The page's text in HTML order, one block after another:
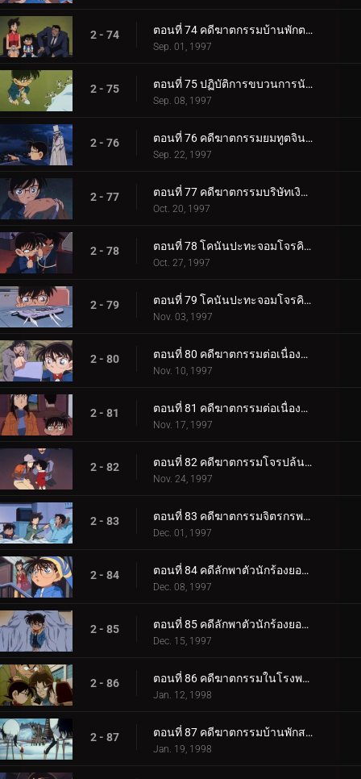
2 - 74 ตอนที่ 74 คดีฆาตกรรมบ้านพักตากอากาศแฝดสาม
Sep. 01, 1997
2 - 75 ตอนที่ 75 ปฏิบัติการขบวนการนักสืบเยาวชน
Sep. 08, 1997
2 - 76 ตอนที่ 76 คดีฆาตกรรมยมทูตจินใน
Sep. 22, 1997
2 - 77 ตอนที่ 77 คดีฆาตกรรมบริษัทเงินกู้
Oct. 20, 1997
2 - 78 ตอนที่ 78 โคนันปะทะจอมโจรคิด (ตอนพิเศษ ตอนแรก)
Oct. 27, 1997
2 - 79 ตอนที่ 79 โคนันปะทะจอมโจรคิด (ตอนพิเศษ ตอนจบ)
Nov. 03, 1997
2 - 80 ตอนที่ 80 คดีฆาตกรรมต่อเนื่องในบ้านเศรษฐี (ตอนแรก)
Nov. 10, 1997
2 - 81 ตอนที่ 81 คดีฆาตกรรมต่อเนื่องในบ้านเศรษฐี (ตอนจบ)
Nov. 17, 1997
2 - 82 ตอนที่ 82 คดีฆาตกรรมโจรปล้นธนาคาร
Nov. 24, 1997
2 - 83 ตอนที่ 83 คดีฆาตกรรมจิตรกรพเนจร
Dec. 01, 1997
2 - 84 ตอนที่ 84 คดีลักพาตัวนักร้องยอดนิยม (ตอนแรก)
Dec. 08, 1997
2 - 85 ตอนที่ 85 คดีลักพาตัวนักร้องยอดนิยม (ตอนจบ)
Dec. 15, 1997
2 - 86 ตอนที่ 86 คดีฆาตกรรมในโรงพยาบาล
Jan. 12, 1998
2 - 87 ตอนที่ 87 คดีฆาตกรรมบ้านพักสกี (ตอนแรก)
Jan. 19, 1998